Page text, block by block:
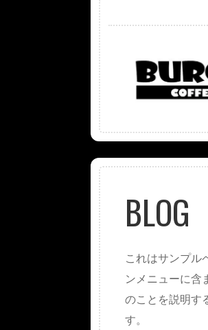
BLOG
これはサンプル
ンメニューに含
のことを説明す
す。